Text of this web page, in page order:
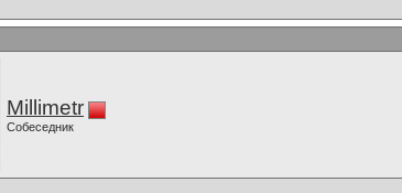
Millimetr
Собеседник